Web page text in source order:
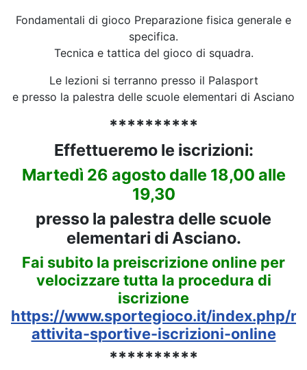
Fondamentali di gioco Preparazione fisica generale e
specifica.
Tecnica e tattica del gioco di squadra.
Le lezioni si terranno presso il Palasport
e presso la palestra delle scuole elementari di Asciano
**********
Effettueremo le iscrizioni:
Martedì 26 agosto dalle 18,00 alle
19,30
presso la palestra delle scuole
elementari di Asciano.
Fai subito la preiscrizione online per
velocizzare tutta la procedura di
iscrizione
https://www.sportegioco.it/index.php/
attivita-sportive-iscrizioni-online
**********